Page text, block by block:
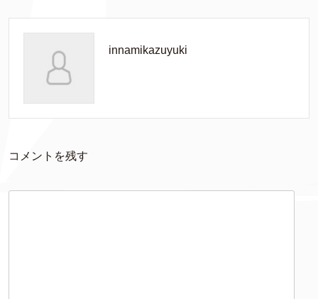
innamikazuyuki
コメントを残す